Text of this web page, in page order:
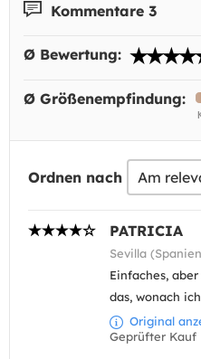
Kommentare 3
Ø Bewertung:
Ø Größenempfindung:
Ordnen nach
PATRICIA
Sevilla
Einfaches,
das, wonach
Original
Geprüfter Kauf